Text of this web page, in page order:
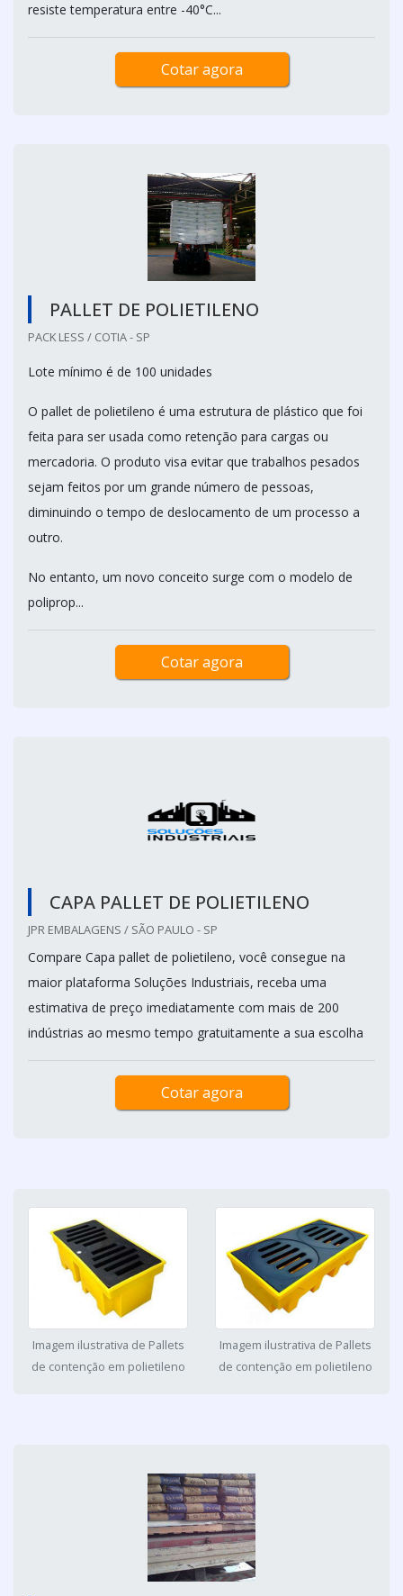
resiste temperatura entre -40°C...
Cotar agora
PALLET DE POLIETILENO
PACK LESS / COTIA - SP
Lote mínimo é de 100 unidades
O pallet de polietileno é uma estrutura de plástico que foi
feita para ser usada como retenção para cargas ou
mercadoria. O produto visa evitar que trabalhos pesados
sejam feitos por um grande número de pessoas,
diminuindo o tempo de deslocamento de um processo a
outro.
No entanto, um novo conceito surge com o modelo de
poliprop...
Cotar agora
CAPA PALLET DE POLIETILENO
JPR EMBALAGENS / SÃO PAULO - SP
Compare Capa pallet de polietileno, você consegue na
maior plataforma Soluções Industriais, receba uma
estimativa de preço imediatamente com mais de 200
indústrias ao mesmo tempo gratuitamente a sua escolha
Cotar agora
Imagem ilustrativa de Pallets
de contenção em polietileno
Imagem ilustrativa de Pallets
de contenção em polietileno